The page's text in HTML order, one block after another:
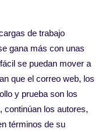
de trabajo
gana más con unas
se puedan mover a
que el correo web, los
y prueba son los
continúan los autores,
términos de su